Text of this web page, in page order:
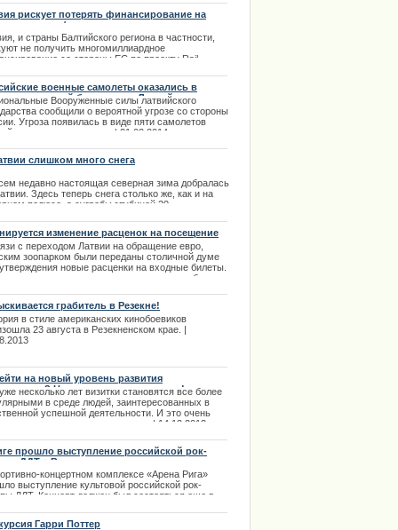
обратилась к поклонникам
Rendezvous Jūrmala
извинилось за нарушение
рискует потерять финансирование на
ж/д проекта
и страны Балтийского региона в частности,
не получить многомиллиардное
со стороны ЕС по проекту Rail
военные самолеты оказались в
близости от Латвийских
вод
Вооруженные силы латвийского
сообщили о вероятной угрозе со стороны
Угроза появилась в виде пяти самолетов
происхождения. | 21.02.2014
слишком много снега
недавно настоящая северная зима добралась
Здесь теперь снега столько же, как и на
полюсе, а сугробы глубиной 20
изменение расценок на посещение
с переходом Латвии на обращение евро,
зоопарком были переданы столичной думе
новые расценки на входные билеты.
с пересчетом и округлением, цены на билеты
грабитель в Резекне!
в стиле американских кинобоевиков
23 августа в Резекненском крае. |
на новый уровень развития
Нет ничего невозможного!
несколько лет визитки становятся все более
в среде людей, заинтересованных в
успешной деятельности. И это очень
понять – у делового человека... | 14.12.2013
прошло выступление российской рок-
ДДТ + Видео
концертном комплексе «Арена Рига»
выступление культовой российской рок-
ДДТ. Концерт должен был состояться еще в
центре выступление перенесли на март.
Гарри Поттер